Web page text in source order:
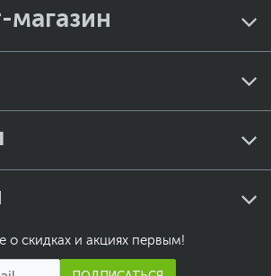
магазин
о скидках и акциях первым!